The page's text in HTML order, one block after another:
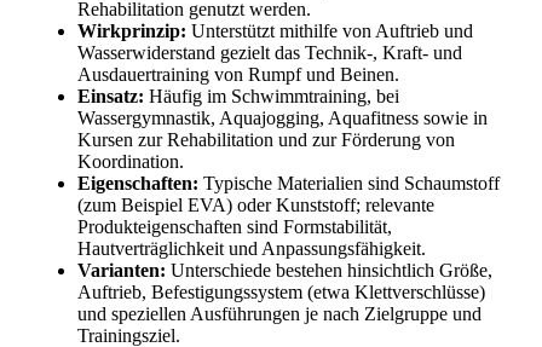
Rehabilitation genutzt werden.
Wirkprinzip: Unterstützt mithilfe von Auftrieb und
Wasserwiderstand gezielt das Technik-, Kraft- und
Ausdauertraining von Rumpf und Beinen.
Einsatz: Häufig im Schwimmtraining, bei
Wassergymnastik, Aquajogging, Aquafitness sowie in
Kursen zur Rehabilitation und zur Förderung von
Koordination.
Eigenschaften: Typische Materialien sind Schaumstoff
(zum Beispiel EVA) oder Kunststoff; relevante
Produkteigenschaften sind Formstabilität,
Hautverträglichkeit und Anpassungsfähigkeit.
Varianten: Unterschiede bestehen hinsichtlich Größe,
Auftrieb, Befestigungssystem (etwa Klettverschlüsse)
und speziellen Ausführungen je nach Zielgruppe und
Trainingsziel.